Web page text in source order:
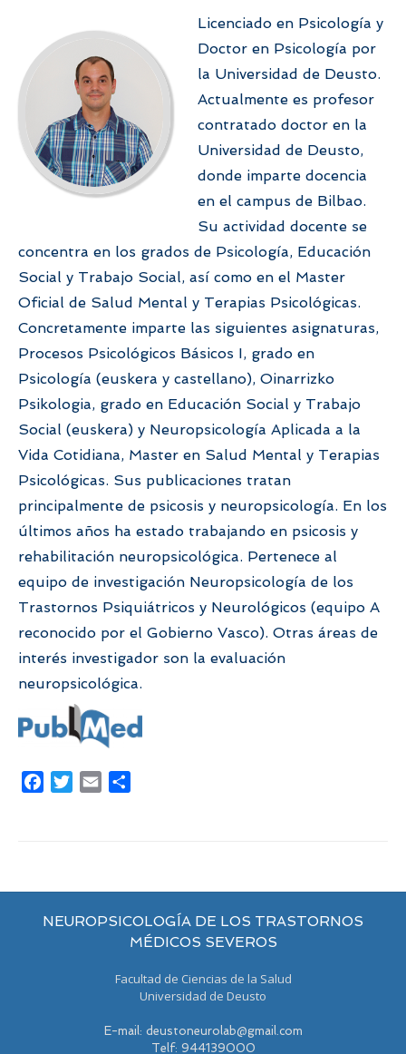
Licenciado en Psicología y
Doctor en Psicología por
la Universidad de Deusto.
Actualmente es profesor
contratado doctor en la
Universidad de Deusto,
donde imparte docencia
en el campus de Bilbao.
Su actividad docente se
concentra en los grados de Psicología, Educación
Social y Trabajo Social, así como en el Master
Oficial de Salud Mental y Terapias Psicológicas.
Concretamente imparte las siguientes asignaturas,
Procesos Psicológicos Básicos I, grado en
Psicología (euskera y castellano), Oinarrizko
Psikologia, grado en Educación Social y Trabajo
Social (euskera) y Neuropsicología Aplicada a la
Vida Cotidiana, Master en Salud Mental y Terapias
Psicológicas. Sus publicaciones tratan
principalmente de psicosis y neuropsicología. En los
últimos años ha estado trabajando en psicosis y
rehabilitación neuropsicológica. Pertenece al
equipo de investigación Neuropsicología de los
Trastornos Psiquiátricos y Neurológicos (equipo A
reconocido por el Gobierno Vasco). Otras áreas de
interés investigador son la evaluación
neuropsicológica.
FacebookTwitter
Email
NEUROPSICOLOGÍA DE LOS TRASTORNOS
MÉDICOS SEVEROS
Facultad de Ciencias de la Salud
Universidad de Deusto
E-mail: deustoneurolab@gmail.com
Telf: 944139000